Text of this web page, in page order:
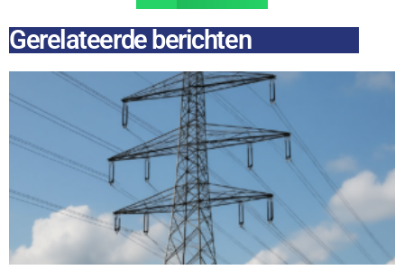
Gerelateerde berichten